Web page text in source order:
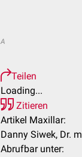
A
Teilen
Loading...
Zitieren
Artikel Maxillar:
Danny Siwek, Dr.
Abrufbar unter: